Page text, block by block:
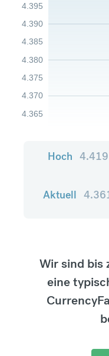
4.365
4.370
4.375
4.380
4.385
4.390
4.395
Hoch 4.419
Aktuell
Wir sind bis
eine